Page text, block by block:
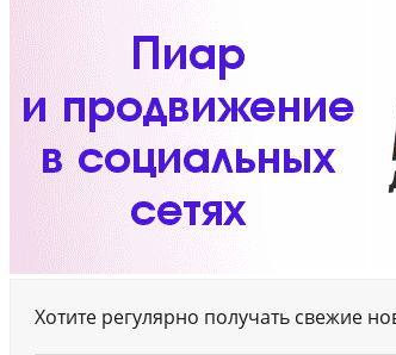
Хотите регулярно получать свежие